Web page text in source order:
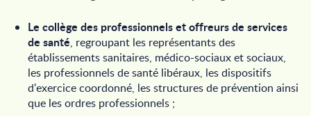
Le collège des professionnels et offreurs de services
de santé, regroupant les représentants des
établissements sanitaires, médico-sociaux et sociaux,
les professionnels de santé libéraux, les dispositifs
d'exercice coordonné, les structures de prévention ainsi
que les ordres professionnels ;